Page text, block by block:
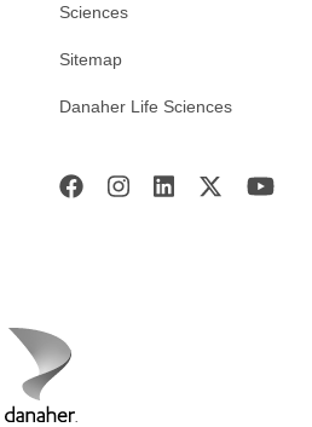
Sciences
Sitemap
Danaher Life Sciences